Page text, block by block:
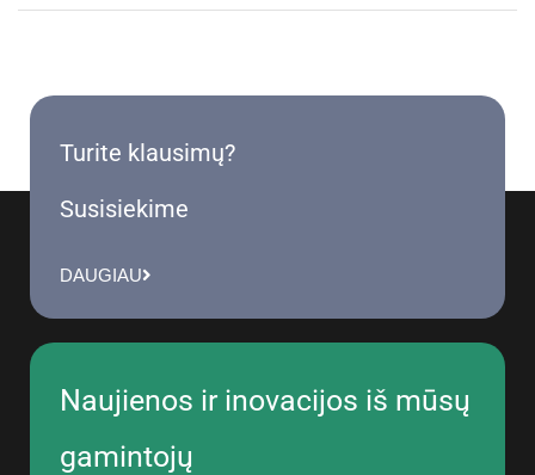
Turite klausimų?
Susisiekime
DAUGIAU
Naujienos ir inovacijos iš mūsų
gamintojų